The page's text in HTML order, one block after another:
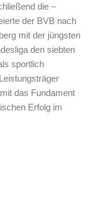
die –
der BVB nach
mit der jüngsten
den siebten
sportlich
das Fundament
Erfolg im